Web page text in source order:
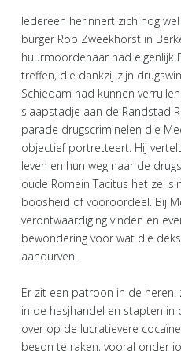
Iedereen herinnert zich nog
burger Rob Zweekhorst in
huurmoordenaar had eigenlijk
treffen, die dankzij zijn
Schiedam had kunnen
slaapstadje aan de Randstad
parade drugscriminelen die
objectief portretteert. Hij
leven en hun weg naar de
oude Romein Tacitus het zei
boosheid of vooroordeel. Bij
verontwaardiging vinden en
bewondering voor wat die
aandurven.
Er zit een patroon in de heren:
in de hasjhandel en stapten in
over op de lucratievere
begon te raken, vooral onder